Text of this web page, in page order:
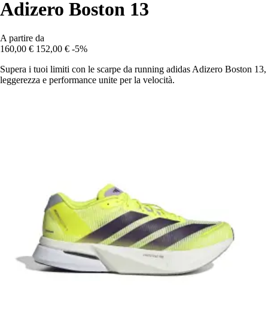
Adizero Boston 13
A partire da
160,00 € 152,00 € -5%
Supera i tuoi limiti con le scarpe da running adidas Adizero Boston 13,
leggerezza e performance unite per la velocità.